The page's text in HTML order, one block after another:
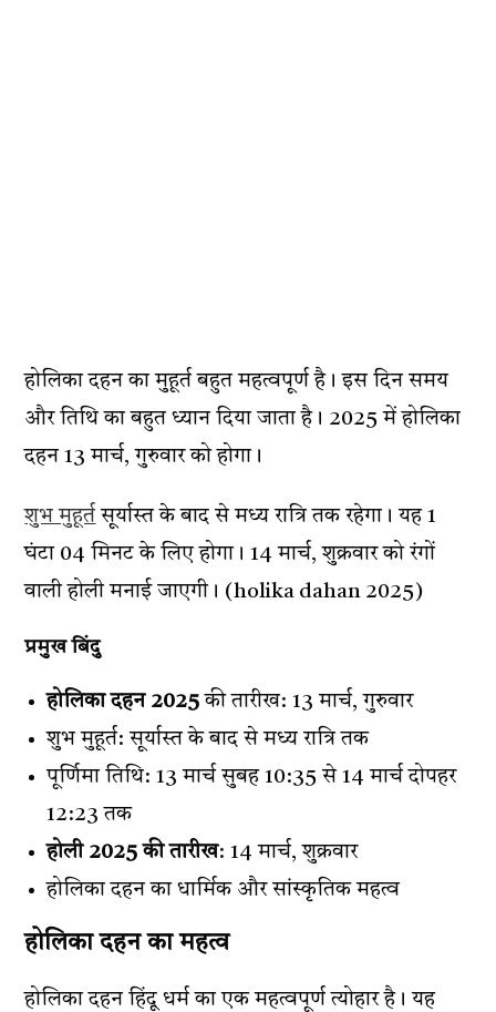
होलिका दहन का मुहूर्त बहुत महत्वपूर्ण है। इस दिन समय
और तिथि का बहुत ध्यान दिया जाता है। 2025 में होलिका
दहन 13 मार्च, गुरुवार को होगा।
शुभ मुहूर्तसूर्यास्त के बाद से मध्य रात्रि तक रहेगा। यह 1
घंटा 04 मिनट के लिए होगा। 14 मार्च, शुक्रवार को रंगों
वाली होली मनाई जाएगी। (holika dahan 2025)
प्रमुख बिंदु
होलिका दहन 2025 की तारीख: 13 मार्च, गुरुवार
शुभ मुहूर्त: सूर्यास्त के बाद से मध्य रात्रि तक
पूर्णिमा तिथि: 13 मार्च सुबह 10:35 से 14 मार्च दोपहर
12:23 तक
होली 2025 की तारीख: 14 मार्च, शुक्रवार
होलिका दहन का धार्मिक और सांस्कृतिक महत्व
होलिका दहन का महत्व
होलिका दहन हिंदू धर्म का एक महत्वपूर्ण त्योहार है। यह